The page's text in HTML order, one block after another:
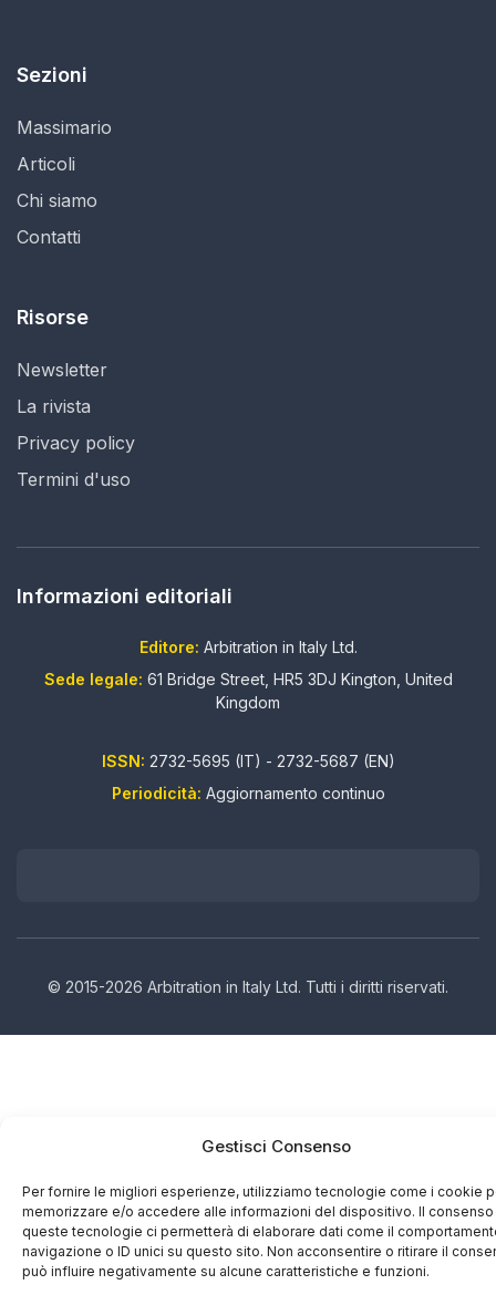
Gestisci Consenso
Per fornire le migliori esperienze, utilizziamo tecnologie come i cookie
memorizzare e/o accedere alle informazioni del dispositivo. Il consenso
queste tecnologie ci permetterà di elaborare dati come il
navigazione o ID unici su questo sito. Non acconsentire o ritirare il
può influire negativamente su alcune caratteristiche e funzioni.
Sezioni
Massimario
Articoli
Chi siamo
Contatti
Risorse
Newsletter
La rivista
Privacy policy
Termini d'uso
Informazioni editoriali
Editore: Arbitration in Italy Ltd.
Sede legale: 61 Bridge Street, HR5 3DJ Kington, United
Kingdom
ISSN: 2732-5695 (IT) - 2732-5687 (EN)
Periodicità: Aggiornamento continuo
© 2015-2026 Arbitration in Italy Ltd. Tutti i diritti riservati.